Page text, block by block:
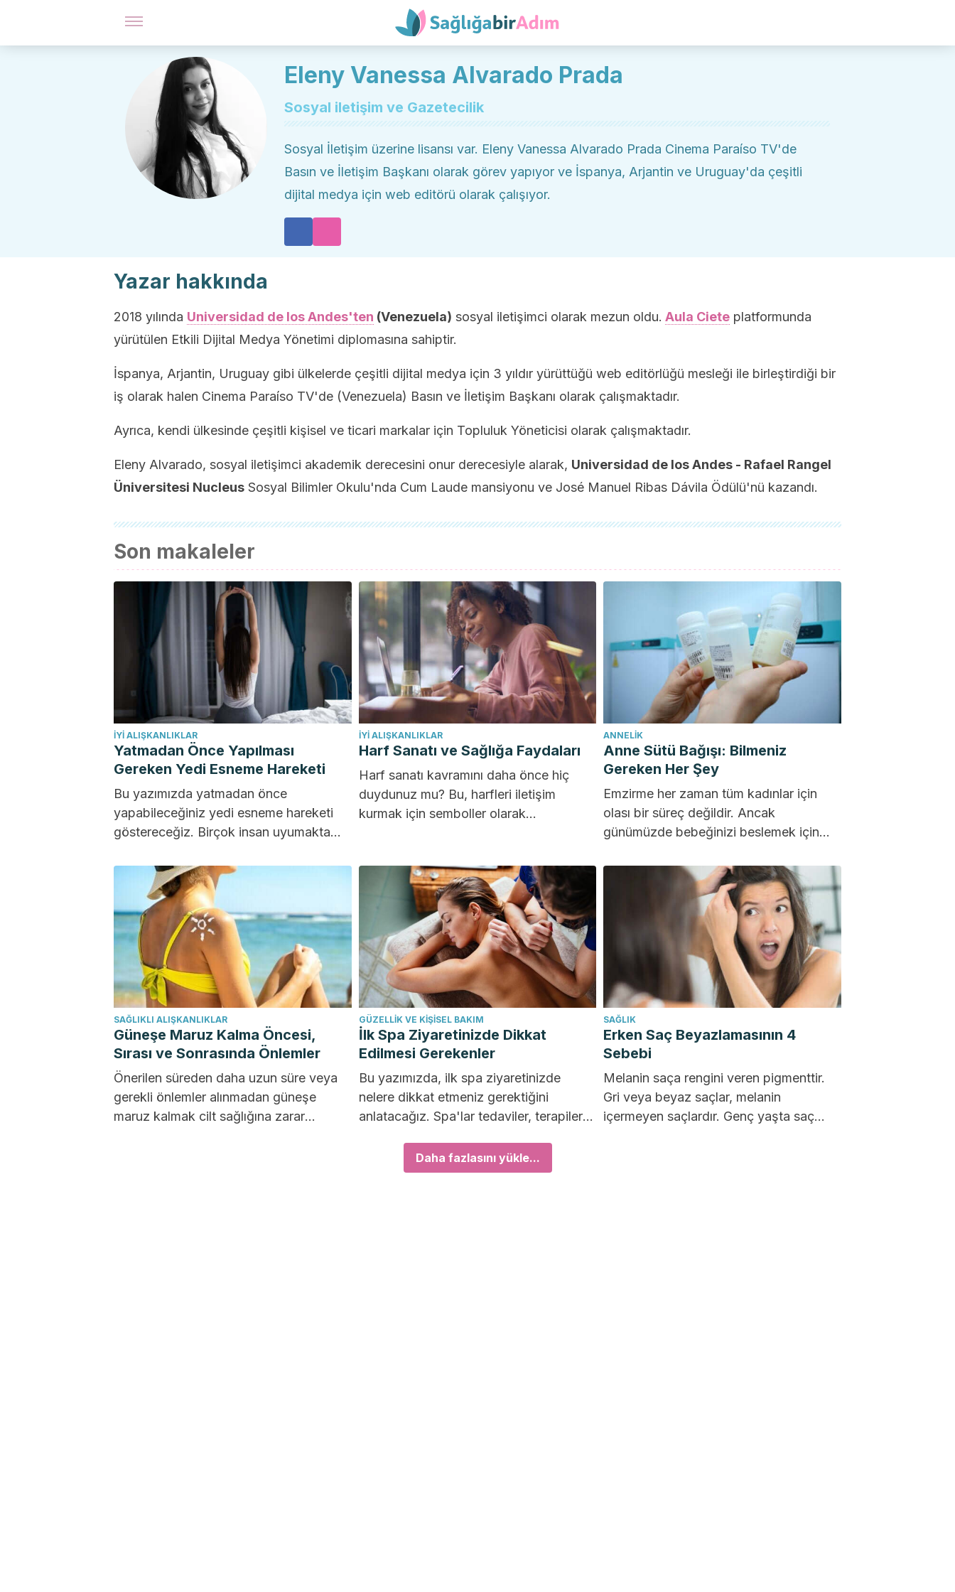
Eleny Vanessa Alvarado Prada
Sosyal iletişim ve Gazetecilik
Sosyal İletişim üzerine lisansı var. Eleny Vanessa Alvarado Prada Cinema Paraíso TV'de
Basın ve İletişim Başkanı olarak görev yapıyor ve İspanya, Arjantin ve Uruguay'da çeşitli
dijital medya için web editörü olarak çalışıyor.
Yazar hakkında
2018 yılında Universidad de los Andes'ten (Venezuela) sosyal iletişimci olarak mezun oldu. Aula Ciete platformunda
yürütülen Etkili Dijital Medya Yönetimi diplomasına sahiptir.
İspanya, Arjantin, Uruguay gibi ülkelerde çeşitli dijital medya için 3 yıldır yürüttüğü web editörlüğü mesleği ile birleştirdiği bir
iş olarak halen Cinema Paraíso TV'de (Venezuela) Basın ve İletişim Başkanı olarak çalışmaktadır.
Ayrıca, kendi ülkesinde çeşitli kişisel ve ticari markalar için Topluluk Yöneticisi olarak çalışmaktadır.
Eleny Alvarado, sosyal iletişimci akademik derecesini onur derecesiyle alarak, Universidad de los Andes - Rafael Rangel
Üniversitesi Nucleus Sosyal Bilimler Okulu'nda Cum Laude mansiyonu ve José Manuel Ribas Dávila Ödülü'nü kazandı.
Son makaleler
İYI ALIŞKANLIKLAR
Yatmadan Önce Yapılması
Gereken Yedi Esneme Hareketi
Bu yazımızda yatmadan önce
yapabileceğiniz yedi esneme hareketi
göstereceğiz. Birçok insan uyumakta
kalitelerini...
İYI ALIŞKANLIKLAR
Harf Sanatı ve Sağlığa Faydaları
Harf sanatı kavramını daha önce hiç
duydunuz mu? Bu, harfleri iletişim
kurmak için semboller olarak
ANNELIK
Anne Sütü Bağışı: Bilmeniz
Gereken Her Şey
Emzirme her zaman tüm kadınlar için
olası bir süreç değildir. Ancak
günümüzde bebeğinizi beslemek için
SAĞLIKLI ALIŞKANLIKLAR
Güneşe Maruz Kalma Öncesi,
Sırası ve Sonrasında Önlemler
Önerilen süreden daha uzun süre veya
gerekli önlemler alınmadan güneşe
maruz kalmak cilt sağlığına zarar
GÜZELLIK VE KIŞISEL BAKIM
İlk Spa Ziyaretinizde Dikkat
Edilmesi Gerekenler
Bu yazımızda, ilk spa ziyaretinizde
nelere dikkat etmeniz gerektiğini
anlatacağız. Spa'lar tedaviler, terapiler
rahatlamanıza yardımcı...
SAĞLIK
Erken Saç Beyazlamasının 4
Sebebi
Melanin saça rengini veren pigmenttir.
Gri veya beyaz saçlar, melanin
içermeyen saçlardır. Genç yaşta saç
Daha fazlasını yükle...